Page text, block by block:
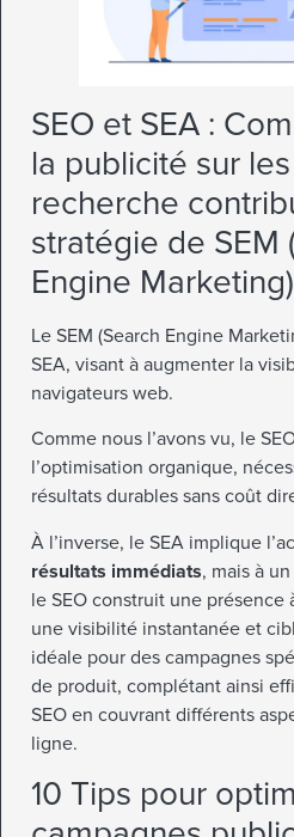
SEO et SEA :
la publicité sur
recherche
stratégie de SEM
Engine
Le SEM (Search Engine
SEA, visant à augmenter la
navigateurs web.
Comme nous l’avons vu, le
l’optimisation organique,
résultats durables sans coût
À l’inverse, le SEA implique
résultats immédiats, mais à un
le SEO construit une présence
une visibilité instantanée et
idéale pour des campagnes
de produit, complétant ainsi
SEO en couvrant différents
ligne.
10 Tips pour